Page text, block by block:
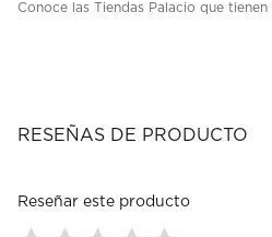
Conoce las Tiendas Palacio que
RESEÑAS DE PRODUCTO
Reseñar este producto